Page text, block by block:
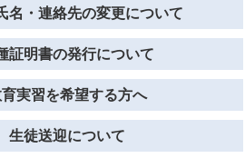
名・連絡先の変更について
証明書の発行について
実習を希望する方へ
生徒送迎について